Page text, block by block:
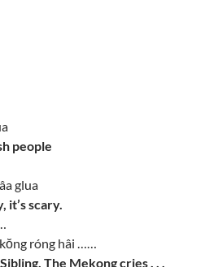
people
glua
it’s scary.
róng hâi ……
The Mekong cries . . .